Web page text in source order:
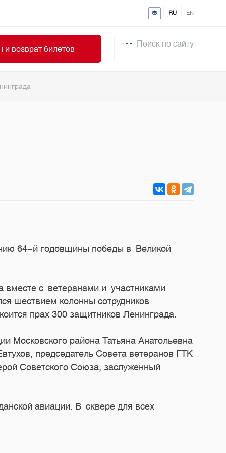
RU EN
и возврат билетов
Поиск по сайту
64-й годовщины победы в Великой
вместе с ветеранами и участниками
шествием колонны сотрудников
прах 300 защитников Ленинграда.
Московского района Татьяна Анатольевна
председатель Совета ветеранов ГТК
Советского Союза, заслуженный
авиации. В сквере для всех